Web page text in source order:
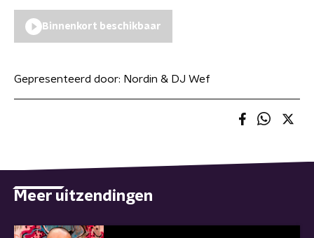
Binnenkort beschikbaar
Gepresenteerd door: Nordin & DJ Wef
Meer uitzendingen